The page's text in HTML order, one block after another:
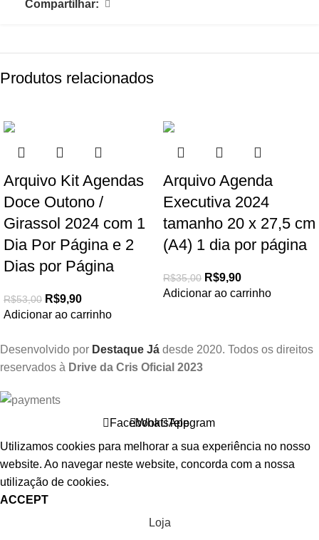
Compartilhar:
Produtos relacionados
Arquivo Kit Agendas
Doce Outono /
Girassol 2024 com 1
Dia Por Página e 2
Dias por Página
R$53,00 R$9,90
Adicionar ao carrinho
Arquivo Agenda
Executiva 2024
tamanho 20 x 27,5 cm
(A4) 1 dia por página
R$35,00 R$9,90
Adicionar ao carrinho
Desenvolvido por Destaque Já desde 2020. Todos os direitos
reservados à Drive da Cris Oficial 2023
FacebookWhatsAppTelegram
Utilizamos cookies para melhorar a sua experiência no nosso
website. Ao navegar neste website, concorda com a nossa
utilização de cookies.
ACCEPT
Loja